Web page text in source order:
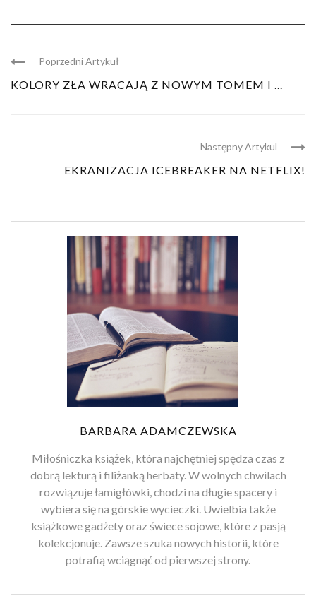
Poprzedni Artykuł
KOLORY ZŁA WRACAJĄ Z NOWYM TOMEM I ...
Następny Artykul
EKRANIZACJA ICEBREAKER NA NETFLIX!
BARBARA ADAMCZEWSKA
Miłośniczka książek, która najchętniej spędza czas z
dobrą lekturą i filiżanką herbaty. W wolnych chwilach
rozwiązuje łamigłówki, chodzi na długie spacery i
wybiera się na górskie wycieczki. Uwielbia także
książkowe gadżety oraz świece sojowe, które z pasją
kolekcjonuje. Zawsze szuka nowych historii, które
potrafią wciągnąć od pierwszej strony.